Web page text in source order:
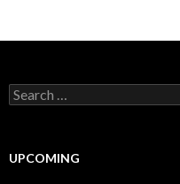
Search
for:
UPCOMING